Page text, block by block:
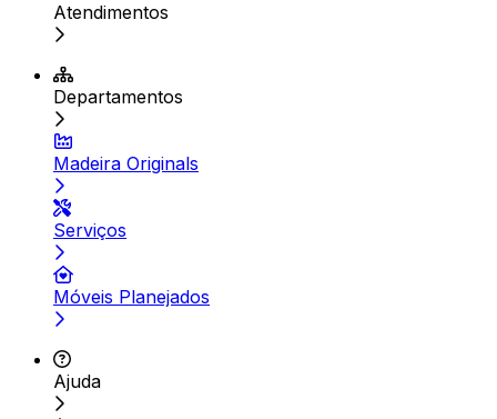
Atendimentos
Departamentos
Madeira Originals
Serviços
Móveis Planejados
Ajuda